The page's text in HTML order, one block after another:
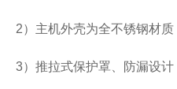
2）主机外壳为全不锈钢材
3）推拉式保护罩、防漏设计